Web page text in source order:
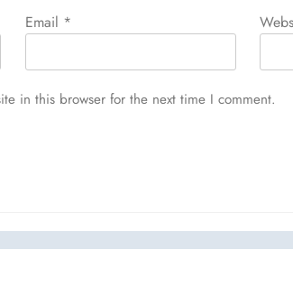
Email *
in this browser for the next time I comment.